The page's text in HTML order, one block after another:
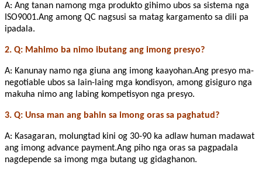
A: Ang tanan namong mga produkto gihimo ubos sa sistema nga
ISO9001.Ang among QC nagsusi sa matag kargamento sa dili pa
ipadala.
2. Q: Mahimo ba nimo ibutang ang imong presyo?
A: Kanunay namo nga giuna ang imong kaayohan.Ang presyo ma-
negotiable ubos sa lain-laing mga kondisyon, among gisiguro nga
makuha nimo ang labing kompetisyon nga presyo.
3. Q: Unsa man ang bahin sa imong oras sa paghatud?
A: Kasagaran, molungtad kini og 30-90 ka adlaw human madawat
ang imong advance payment.Ang piho nga oras sa pagpadala
nagdepende sa imong mga butang ug gidaghanon.